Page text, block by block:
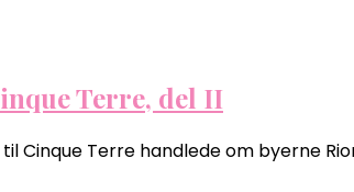
Terre, del II
Cinque Terre handlede om byerne